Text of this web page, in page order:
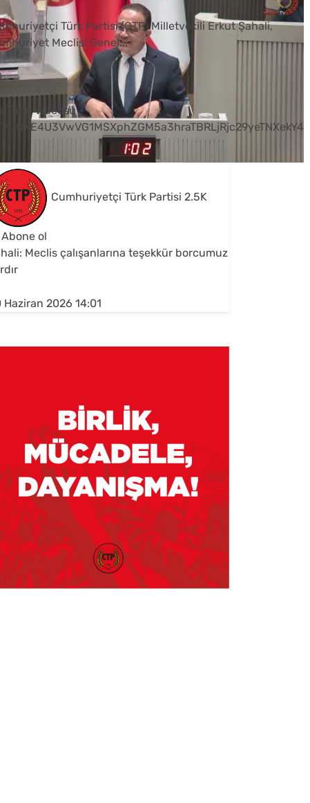
Türk Partisi (CTP) Milletvekili Erkut Şahali,
Meclisi Genel...
Videosu
Cumhuriyetçi Türk Partisi 2.5K
Abone ol
Meclis çalışanlarına teşekkür borcumuz
Haziran 2026 14:01